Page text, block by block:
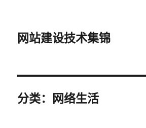
网站建设技术集锦
分类：网络生活